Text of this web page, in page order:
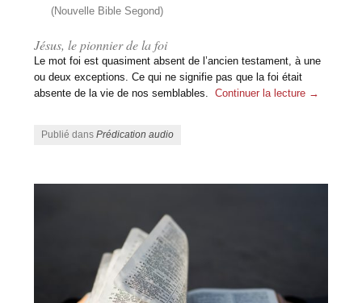
(Nouvelle Bible Segond)
Jésus, le pionnier de la foi
Le mot foi est quasiment absent de l’ancien testament, à une
ou deux exceptions. Ce qui ne signifie pas que la foi était
absente de la vie de nos semblables.Continuer la lecture →
Publié dansPrédication audio